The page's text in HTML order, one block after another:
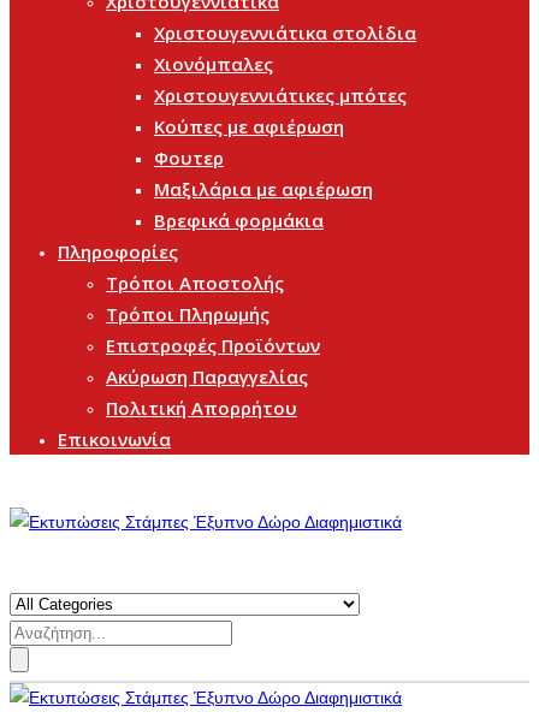
Χριστουγεννιάτικα στολίδια
Χιονόμπαλες
Χριστουγεννιάτικες μπότες
Κούπες με αφιέρωση
Φουτερ
Μαξιλάρια με αφιέρωση
Βρεφικά φορμάκια
Πληροφορίες
Τρόποι Αποστολής
Τρόποι Πληρωμής
Επιστροφές Προϊόντων
Ακύρωση Παραγγελίας
Πολιτική Απορρήτου
Επικοινωνία
Search